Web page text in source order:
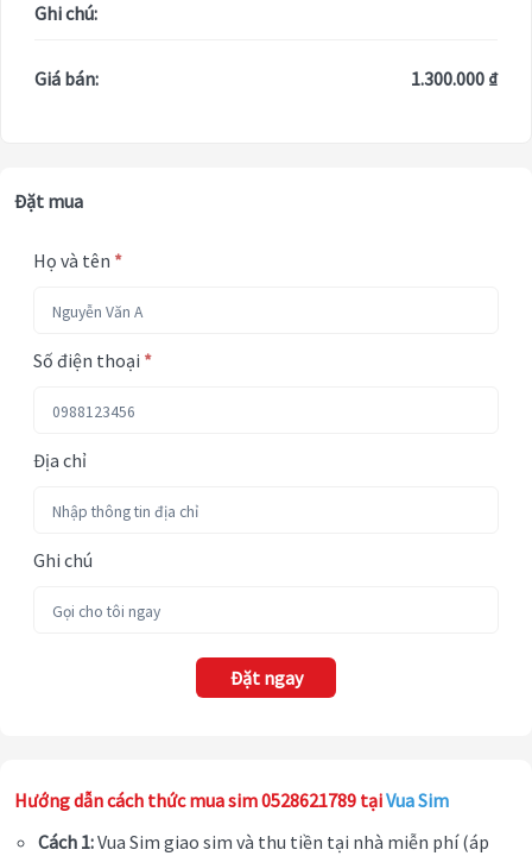
Ghi chú:
Giá bán: 1.300.000 ₫
Đặt mua
Họ và tên *
Số điện thoại *
Địa chỉ
Ghi chú
Đặt ngay
Hướng dẫn cách thức mua sim 0528621789 tạiVua Sim
Cách 1:Vua Sim giao sim và thu tiền tại nhà miễn phí (áp